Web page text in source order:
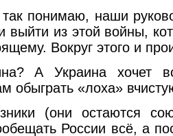
понимаю, наши
из этой войны,
Вокруг этого и
А Украина хочет
обыграть «лоха»
(они остаются
России всё, а